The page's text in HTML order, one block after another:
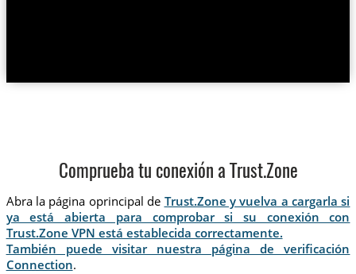
Comprueba tu conexión a Trust.Zone
Abra la página oprincipal de Trust.Zone y vuelva a cargarla si
ya está abierta para comprobar si su conexión con
Trust.Zone VPN está establecida correctamente.
También puede visitar nuestra página de verificación
Connection.